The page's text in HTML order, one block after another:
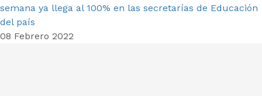
semana ya llega al 100% en las secretarías de Educación
del país
08 Febrero 2022